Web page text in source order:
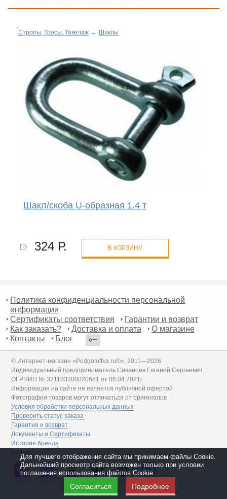
Стропы, Тросы, Такелаж→ Шаклы
Шакл/скоба U-образная 1.4 т
324 Р. В КОРЗИНУ
Политика конфиденциальности персональной
информации
Сертификаты соответствия
Гарантии и возврат
Как заказать?
Доставка и оплата
О магазине
Контакты
Блог
© Интернет-магазин «Podgotoffka.ru®», 2011—2026
Индивидуальный предприниматель Сивенцев Евгений Сергеевич,
ОГРНИП № 321183200020681 от 06.04.2021г.
Информация на сайте не является публичной офертой
Фотографии товаров могут отличаться от оригиналов
Условия обработки персональных данных
Проверить статус заказа
Гарантия и возврат
Документы и Сертификаты
История бренда
Дилеры
Для лучшего отображения сайта мы принимаем файлы Cookie.
Дальнейший просмотр сайта возможен только при условии
соглашения использования файлов Cookie.
Согласиться Подробнее